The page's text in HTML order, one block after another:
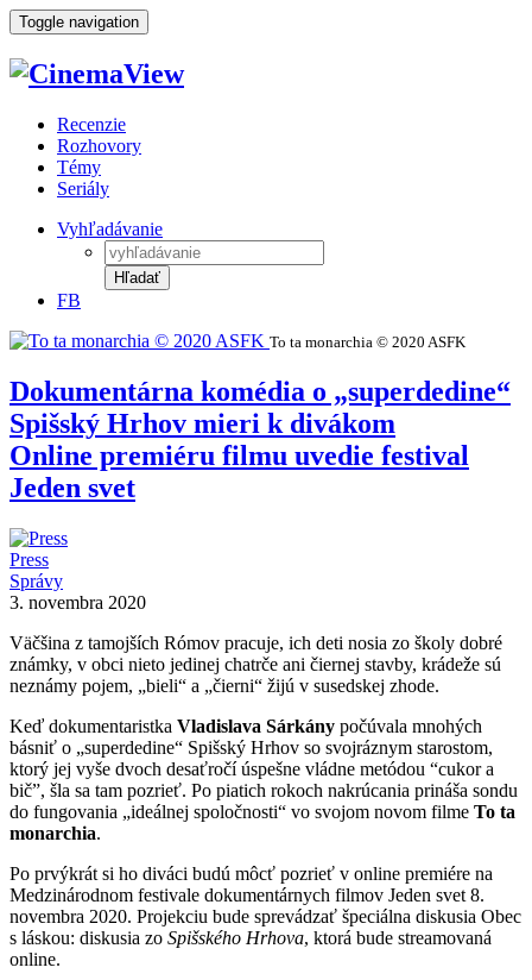
Toggle navigation
Recenzie
Rozhovory
Témy
Seriály
Vyhľadávanie
Hľadať
FB
To ta monarchia © 2020 ASFK
Dokumentárna komédia o „superdedine“
Spišský Hrhov mieri k divákom
Online premiéru filmu uvedie festival
Jeden svet
Press
Správy
3. novembra 2020
Väčšina z tamojších Rómov pracuje, ich deti nosia zo školy dobré
známky, v obci nieto jedinej chatrče ani čiernej stavby, krádeže sú
neznámy pojem, „bieli“ a „čierni“ žijú v susedskej zhode.
Keď dokumentaristka Vladislava Sárkány počúvala mnohých
básniť o „superdedine“ Spišský Hrhov so svojráznym starostom,
ktorý jej vyše dvoch desaťročí úspešne vládne metódou “cukor a
bič”, šla sa tam pozrieť. Po piatich rokoch nakrúcania prináša sondu
do fungovania „ideálnej spoločnosti“ vo svojom novom filme To ta
monarchia.
Po prvýkrát si ho diváci budú môcť pozrieť v online premiére na
Medzinárodnom festivale dokumentárnych filmov Jeden svet 8.
novembra 2020. Projekciu bude sprevádzať špeciálna diskusia Obec
s láskou: diskusia zo Spišského Hrhova, ktorá bude streamovaná
online.